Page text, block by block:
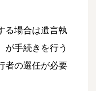
る場合は遺言執
が手続きを行う
者の選任が必要